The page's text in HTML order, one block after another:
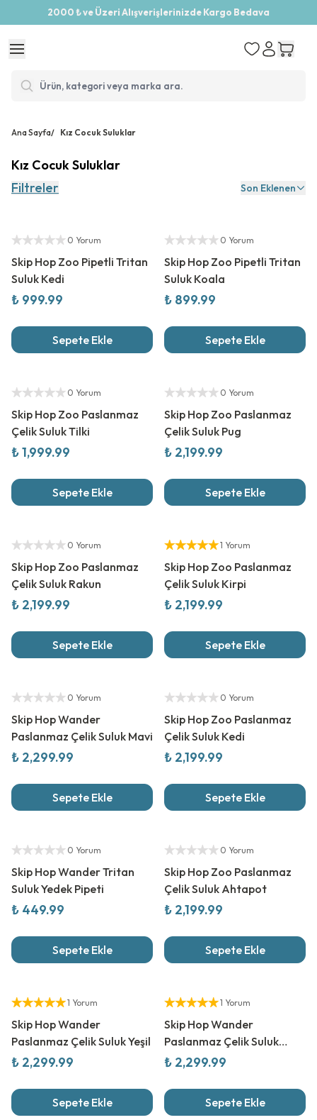
2000 ₺ ve Üzeri Alışverişlerinizde Kargo Bedava
Ana Sayfa/ Kız Cocuk Suluklar
Kız Cocuk Suluklar
Filtreler
Son Eklenen
0 Yorum
Skip Hop Zoo Pipetli Tritan
Suluk Kedi
₺ 999.99
Sepete Ekle
0 Yorum
Skip Hop Zoo Pipetli Tritan
Suluk Koala
₺ 899.99
Sepete Ekle
0 Yorum
Skip Hop Zoo Paslanmaz
Çelik Suluk Tilki
₺ 1,999.99
Sepete Ekle
0 Yorum
Skip Hop Zoo Paslanmaz
Çelik Suluk Pug
₺ 2,199.99
Sepete Ekle
0 Yorum
Skip Hop Zoo Paslanmaz
Çelik Suluk Rakun
₺ 2,199.99
Sepete Ekle
1 Yorum
Skip Hop Zoo Paslanmaz
Çelik Suluk Kirpi
₺ 2,199.99
Sepete Ekle
0 Yorum
Skip Hop Wander
Paslanmaz Çelik Suluk Mavi
₺ 2,299.99
Sepete Ekle
0 Yorum
Skip Hop Zoo Paslanmaz
Çelik Suluk Kedi
₺ 2,199.99
Sepete Ekle
0 Yorum
Skip Hop Wander Tritan
Suluk Yedek Pipeti
₺ 449.99
Sepete Ekle
0 Yorum
Skip Hop Zoo Paslanmaz
Çelik Suluk Ahtapot
₺ 2,199.99
Sepete Ekle
1 Yorum
Skip Hop Wander
Paslanmaz Çelik Suluk Yeşil
₺ 2,299.99
Sepete Ekle
1 Yorum
Skip Hop Wander
Paslanmaz Çelik Suluk
Pembe
₺ 2,299.99
Sepete Ekle